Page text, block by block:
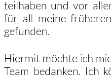
teilhaben und vor
für all meine
gefunden.
Hiermit möchte ich
Team bedanken. Ich